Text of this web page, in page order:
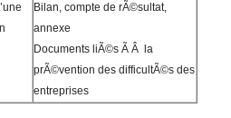
Bilan, compte de rÃ©sultat,
annexe
Documents liÃ©s Ã Â la
prÃ©vention des difficultÃ©s des
entreprises